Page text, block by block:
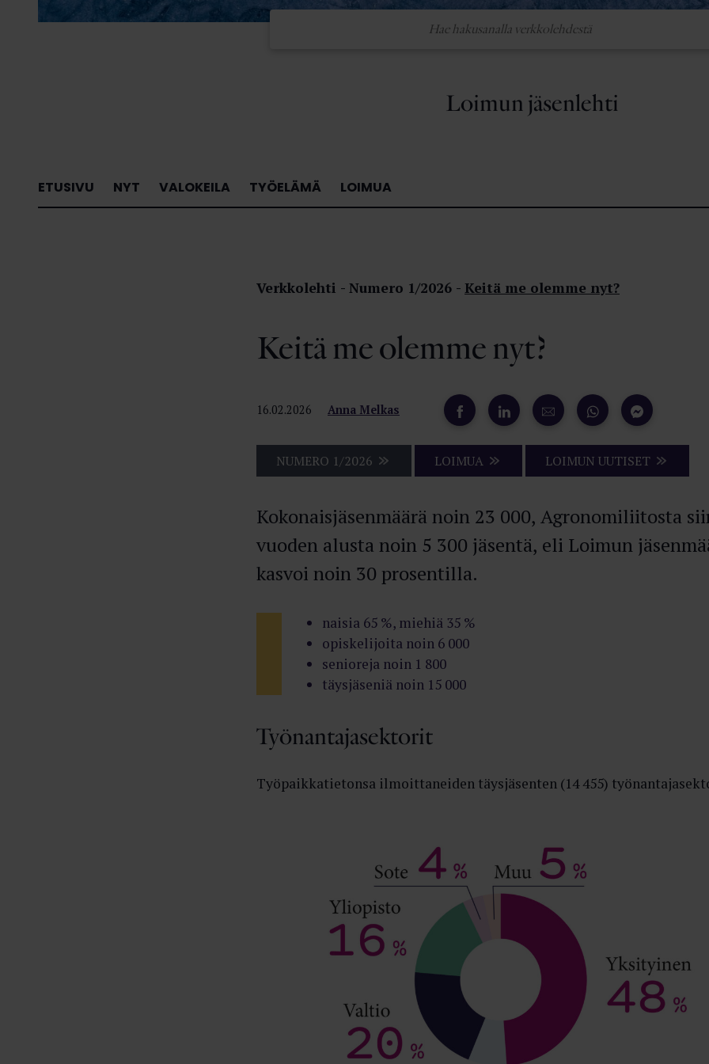
Loimun jäsenlehti
ETUSIVU NYT VALOKEILA TYÖELÄMÄ LOIMUA
Verkkolehti Numero 1/2026 Keitä me olemme nyt?
Keitä me olemme nyt?
16.02.2026 Anna Melkas
NUMERO 1/2026 LOIMUA LOIMUN UUTISET
Kokonaisjäsenmäärä noin 23 000, Agronomiliitosta
vuoden alusta noin 5 300 jäsentä, eli Loimun
kasvoi noin 30 prosentilla.
naisia 65 %, miehiä 35 %
opiskelijoita noin 6 000
senioreja noin 1 800
täysjäseniä noin 15 000
Työnantajasektorit
Työpaikkatietonsa ilmoittaneiden täysjäsenten (14 455)